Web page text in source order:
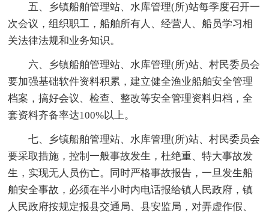
五、乡镇船舶管理站、水库管理(所)站每季度召开一
次会议，组织职工，船舶所有人、经营人、船员学习相
关法律法规和业务知识。
六、乡镇船舶管理站、水库管理(所)站、村民委员会
要加强基础软件资料积累，建立健全渔业船舶安全管理
档案，搞好会议、检查、整改等安全管理资料归档，全
套资料齐备率达100%以上。
七、乡镇船舶管理站、水库管理(所)站、村民委员会
要采取措施，控制一般事故发生，杜绝重、特大事故发
生，实现无人员伤亡。同时严格事故报告，一旦发生船
舶安全事故，必须在半小时内电话报给镇人民政府，镇
人民政府按规定报县交通局、县安监局，对弄虚作假、